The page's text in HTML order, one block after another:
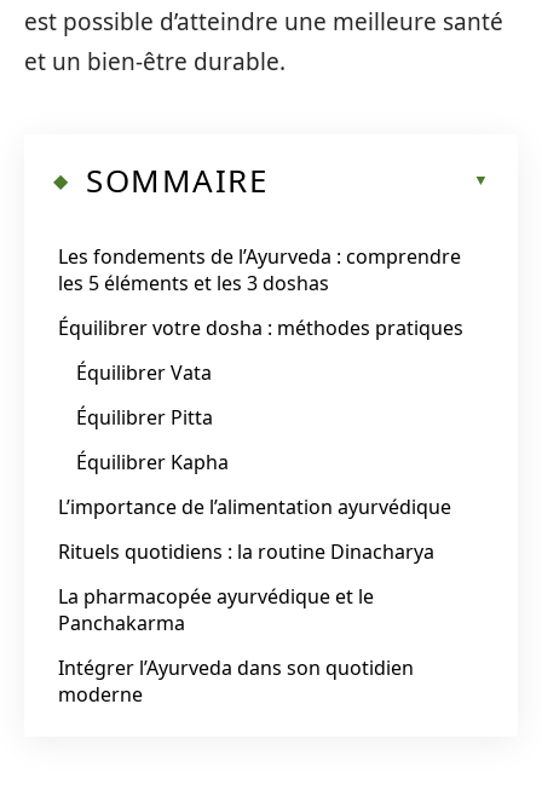
est possible d’atteindre une meilleure santé
et un bien-être durable.
SOMMAIRE
Les fondements de l’Ayurveda : comprendre
les 5 éléments et les 3 doshas
Équilibrer votre dosha : méthodes pratiques
Équilibrer Vata
Équilibrer Pitta
Équilibrer Kapha
L’importance de l’alimentation ayurvédique
Rituels quotidiens : la routine Dinacharya
La pharmacopée ayurvédique et le
Panchakarma
Intégrer l’Ayurveda dans son quotidien
moderne